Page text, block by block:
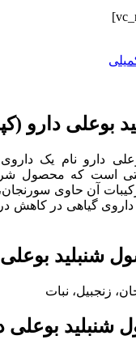
بوعلی دارو
دارو نام یک
است که محصول
آن حاوی
گیاهی در کاهش
شنبلید
زنجبیل، نبات
بوعلی